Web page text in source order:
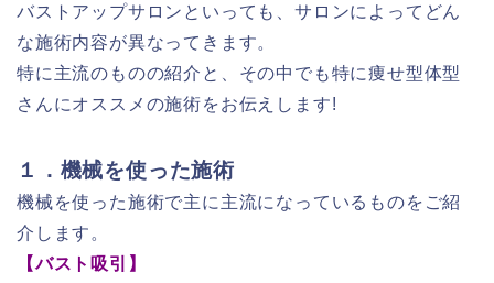
バストアップサロンといっても、サロンによってどん
な施術内容が異なってきます。
特に主流のものの紹介と、その中でも特に痩せ型体型
さんにオススメの施術をお伝えします!
１．機械を使った施術
機械を使った施術で主に主流になっているものをご紹
介します。
【バスト吸引】